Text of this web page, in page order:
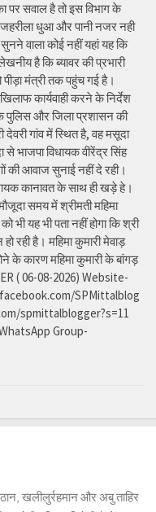
पर सवाल है तो इस विभाग के
धुआ और पानी नजर नही
वाला कोई नहीं यहां यह कि
है कि ब्यावर की प्रभारी
पीड़ा मंत्री तक पहुंच गई है।
कार्यवाही करने के निर्देश
के पुलिस और जिला प्रशासन की
गांव में स्थित है, वह मसूदा
भाजपा विधायक वीरेंद्र सिंह
की आवाज सुनाई नहीं दे रही।
कानावत के साथ ही खड़े हे।
समय में श्रीमती महिमा
भी यह भी पता नहीं होगा कि श्री
रही है। महिमा कुमारी मेवाड़
के कारण महिमा कुमारी के बांगड़
( 06-08-2026) Website-
SPMittalblog
spmittalblogger?s=11
Group-
खलीलुर्रहमान और अबु ताहिर